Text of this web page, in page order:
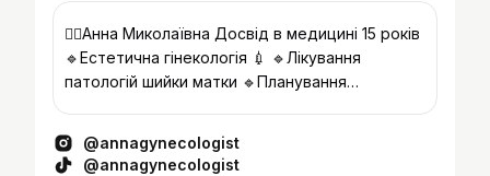
👩‍⚕️Анна Миколаївна Досвід в медицині 15 років
🔹Естетична гінекологія 💉 🔹Лікування
патологій шийки матки 🔹Планування
@annagynecologist
@annagynecologist